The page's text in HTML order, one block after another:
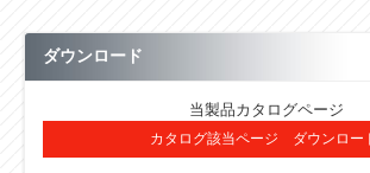
ダウンロード
当製品カタログページ
カタログ該当ページ ダウンロー